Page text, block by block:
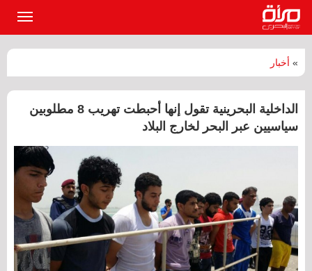
» أخبار
الداخلية البحرينية تقول إنها أحبطت تهريب 8 مطلوبين
سياسيين عبر البحر لخارج البلاد